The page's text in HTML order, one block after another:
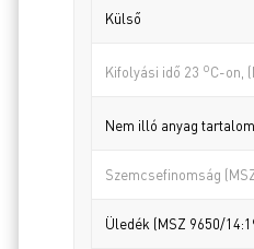
Külső
Kifolyási idő 23 oC-on,
Nem illó anyag
Szemcsefinomság
Üledék (MSZ 9650/